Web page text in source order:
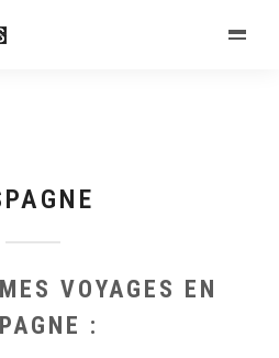
VOYAGES EN
: